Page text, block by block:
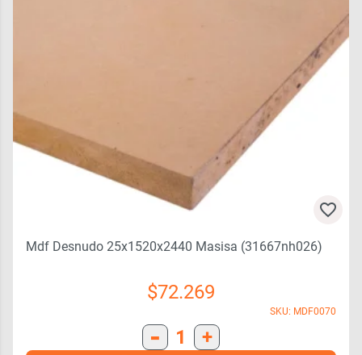
Mdf Desnudo 25x1520x2440 Masisa (31667nh026)
$72.269
SKU: MDF0070
- 1 +